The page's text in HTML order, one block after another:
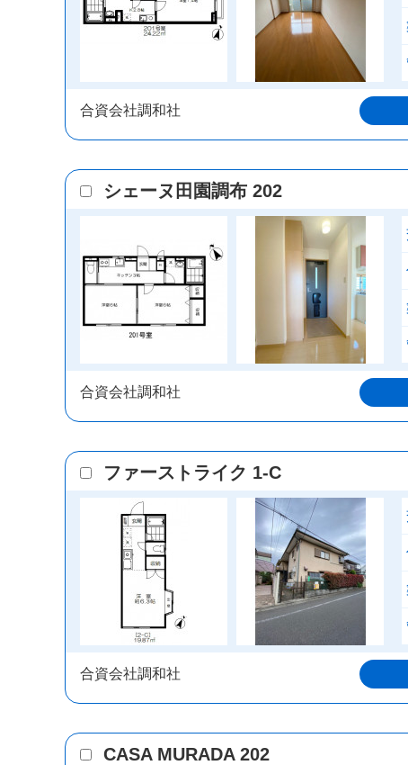
合資会社調和社
シェーヌ田園調布 202
合資会社調和社
ファーストライク 1-C
合資会社調和社
CASA MURADA 202